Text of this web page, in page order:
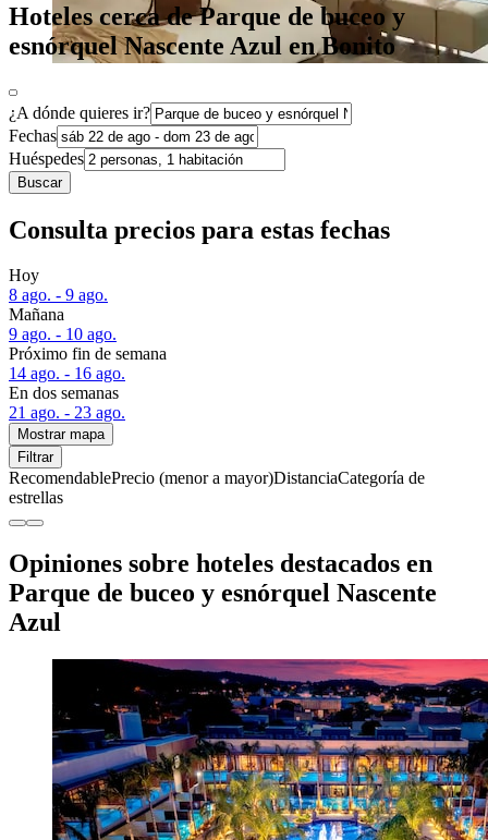
Hoteles cerca de Parque de buceo y
esnórquel Nascente Azul en Bonito
¿A dónde quieres ir?
Fechas
Huéspedes
Buscar
Consulta precios para estas fechas
Hoy
8 ago. - 9 ago.
Mañana
9 ago. - 10 ago.
Próximo fin de semana
14 ago. - 16 ago.
En dos semanas
21 ago. - 23 ago.
Mostrar mapa
Filtrar
RecomendablePrecio (menor a mayor)DistanciaCategoría de
estrellas
Opiniones sobre hoteles destacados en
Parque de buceo y esnórquel Nascente
Azul